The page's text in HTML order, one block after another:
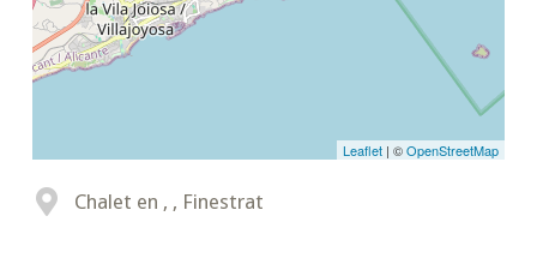
Leaflet | ©OpenStreetMap
Chalet en , , Finestrat